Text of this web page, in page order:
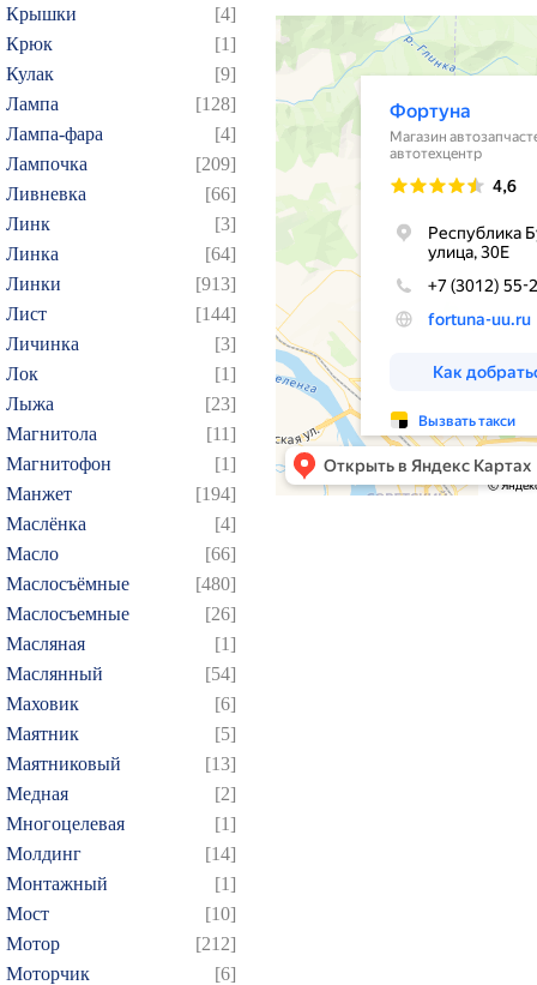
Крышки
[4]
Крюк
[1]
Кулак
[9]
Лампа
[128]
Лампа-фара
[4]
Лампочка
[209]
Ливневка
[66]
Линк
[3]
Линка
[64]
Линки
[913]
Лист
[144]
Личинка
[3]
Лок
[1]
Лыжа
[23]
Магнитола
[11]
Магнитофон
[1]
Манжет
[194]
Маслёнка
[4]
Масло
[66]
Маслосъёмные
[480]
Маслосъемные
[26]
Масляная
[1]
Маслянный
[54]
Маховик
[6]
Маятник
[5]
Маятниковый
[13]
Медная
[2]
Многоцелевая
[1]
Молдинг
[14]
Монтажный
[1]
Мост
[10]
Мотор
[212]
Моторчик
[6]